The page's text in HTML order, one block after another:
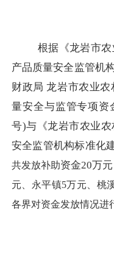
根据《龙岩市
产品质量安全监管机
财政局 龙岩市农业农
量安全与监管专项资
号)与《龙岩市农业
安全监管机构标准化
共发放补助资金20万
元
永平镇5万元 、桃
各界对资金发放情况进